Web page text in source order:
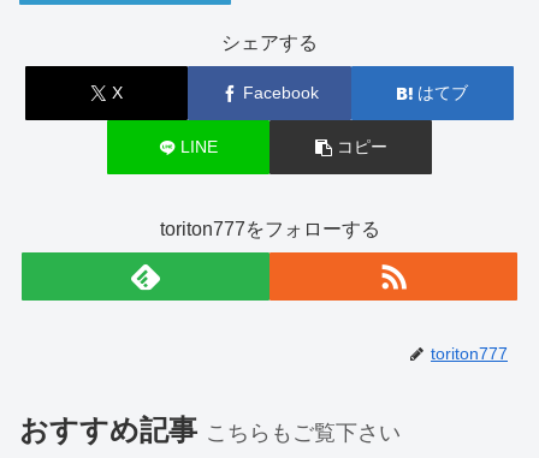
シェアする
X Facebook はてブ
LINE コピー
toriton777をフォローする
toriton777
おすすめ記事 こちらもご覧下さい